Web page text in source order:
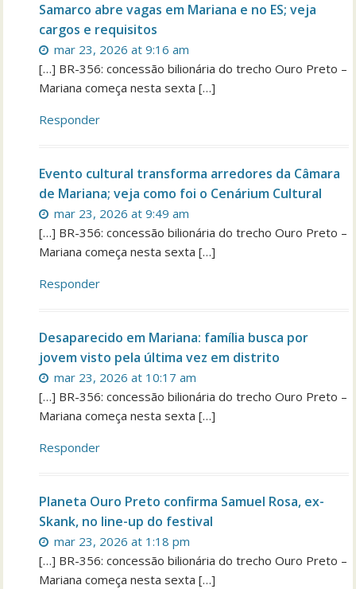
Samarco abre vagas em Mariana e no ES; veja
cargos e requisitos
mar 23, 2026 at 9:16 am
[…] BR-356: concessão bilionária do trecho Ouro Preto –
Mariana começa nesta sexta […]
Responder
Evento cultural transforma arredores da Câmara
de Mariana; veja como foi o Cenárium Cultural
mar 23, 2026 at 9:49 am
[…] BR-356: concessão bilionária do trecho Ouro Preto –
Mariana começa nesta sexta […]
Responder
Desaparecido em Mariana: família busca por
jovem visto pela última vez em distrito
mar 23, 2026 at 10:17 am
[…] BR-356: concessão bilionária do trecho Ouro Preto –
Mariana começa nesta sexta […]
Responder
Planeta Ouro Preto confirma Samuel Rosa, ex-
Skank, no line-up do festival
mar 23, 2026 at 1:18 pm
[…] BR-356: concessão bilionária do trecho Ouro Preto –
Mariana começa nesta sexta […]